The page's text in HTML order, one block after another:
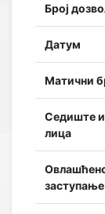
Број
Датум
Матични
Седиште и
лица
заступање